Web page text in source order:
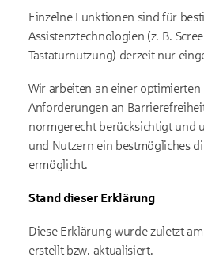
Einzelne Funktionen sind für
Assistenztechnologien (z. B.
Tastaturnutzung) derzeit nur
Wir arbeiten an einer optimierten
Anforderungen an
normgerecht berücksichtigt und
und Nutzern ein bestmögliches
ermöglicht.
Stand dieser Erklärung
Diese Erklärung wurde zuletzt
erstellt bzw. aktualisiert.